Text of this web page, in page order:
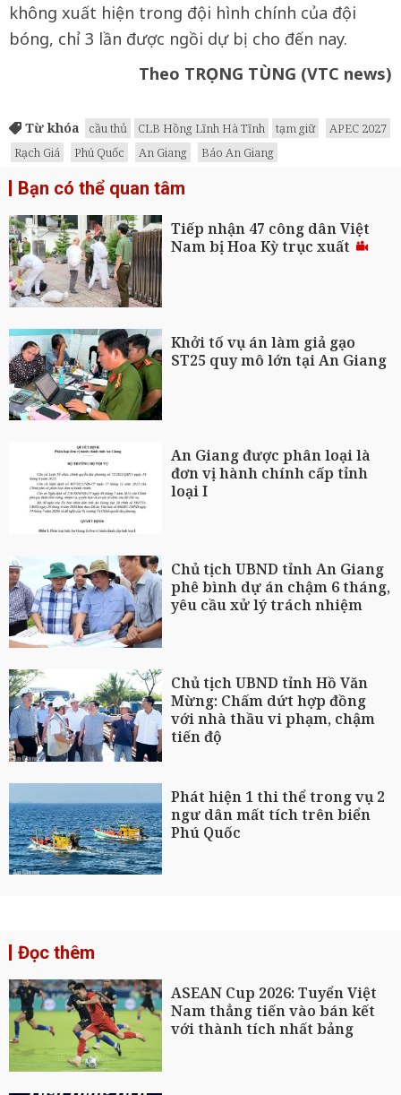
không xuất hiện trong đội hình chính của đội
bóng, chỉ 3 lần được ngồi dự bị cho đến nay.
Theo TRỌNG TÙNG (VTC news)
Từ khóa cầu thủ CLB Hồng Lĩnh Hà Tĩnh tạm giữ
APEC 2027
Rạch Giá
Phú Quốc An Giang Báo An Giang
Bạn có thể quan tâm
Tiếp nhận 47 công dân Việt
Nam bị Hoa Kỳ trục xuất
Khởi tố vụ án làm giả gạo
ST25 quy mô lớn tại An Giang
An Giang được phân loại là
đơn vị hành chính cấp tỉnh
loại I
Chủ tịch UBND tỉnh An Giang
phê bình dự án chậm 6 tháng,
yêu cầu xử lý trách nhiệm
Chủ tịch UBND tỉnh Hồ Văn
Mừng: Chấm dứt hợp đồng
với nhà thầu vi phạm, chậm
tiến độ
Phát hiện 1 thi thể trong vụ 2
ngư dân mất tích trên biển
Phú Quốc
Đọc thêm
ASEAN Cup 2026: Tuyển Việt
Nam thẳng tiến vào bán kết
với thành tích nhất bảng